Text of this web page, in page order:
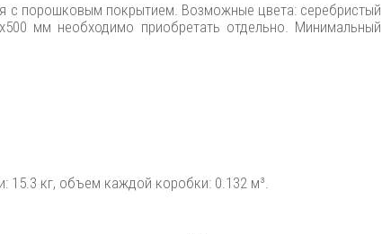
с порошковым покрытием. Возможные цвета: серебристый
мм необходимо приобретать отдельно. Минимальный
15.3 кг, объем каждой коробки: 0.132 м³.